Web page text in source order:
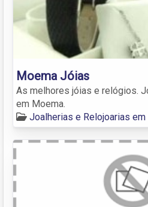
Moema Jóias
As melhores jóias e relógios.
em Moema.
Joalherias e Relojoarias